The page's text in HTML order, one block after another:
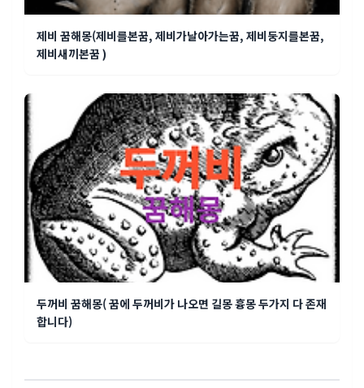
제비 꿈해몽(제비를본꿈, 제비가날아가는꿈, 제비둥지를본꿈,
제비새끼본꿈 )
두꺼비 꿈해몽( 꿈에 두꺼비가 나오면 길몽 흉몽 두가지 다 존재
합니다)